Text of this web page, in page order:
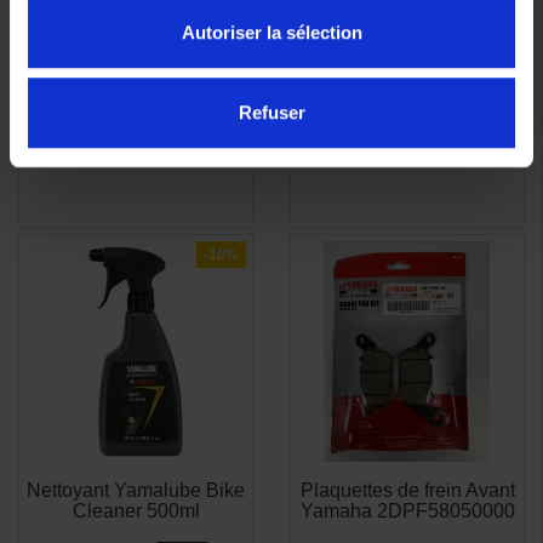
Autoriser la sélection
Refuser
-10%
Nettoyant Yamalube Bike
Cleaner 500ml
Plaquettes de frein Avant
Yamaha 2DPF58050000

APERÇU
RAPIDE